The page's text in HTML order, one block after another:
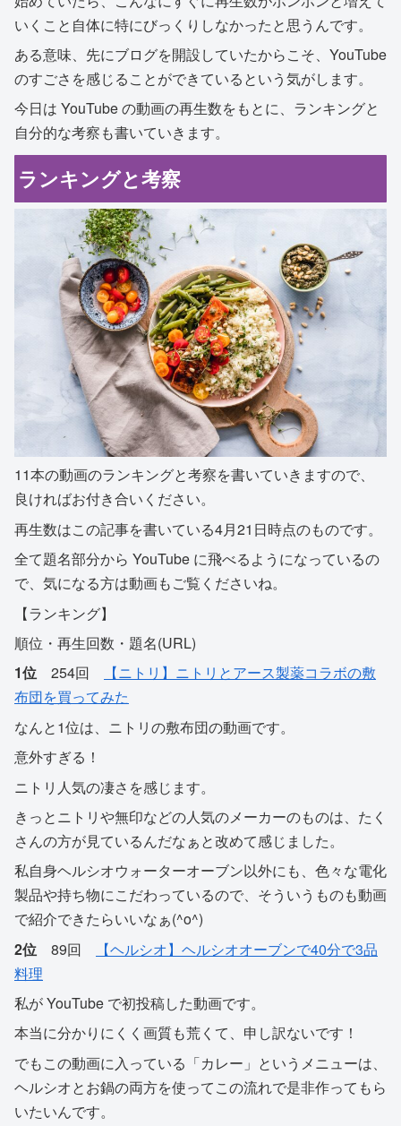
いくこと自体に特にびっくりしなかったと思うんです。
ある意味、先にブログを開設していたからこそ、YouTube
のすごさを感じることができているという気がします。
今日は YouTube の動画の再生数をもとに、ランキングと
自分的な考察も書いていきます。
ランキングと考察
11本の動画のランキングと考察を書いていきますので、
良ければお付き合いください。
再生数はこの記事を書いている4月21日時点のものです。
全て題名部分から YouTube に飛べるようになっているの
で、気になる方は動画もご覧くださいね。
【ランキング】
順位・再生回数・題名(URL)
1位 254回
【ニトリ】ニトリとアース製薬コラボの敷
布団を買ってみた
なんと1位は、ニトリの敷布団の動画です。
意外すぎる！
ニトリ人気の凄さを感じます。
きっとニトリや無印などの人気のメーカーのものは、たく
さんの方が見ているんだなぁと改めて感じました。
私自身ヘルシオウォーターオーブン以外にも、色々な電化
製品や持ち物にこだわっているので、そういうものも動画
で紹介できたらいいなぁ(^o^)
2位 89回
【ヘルシオ】ヘルシオオーブンで40分で3品
料理
私が YouTube で初投稿した動画です。
本当に分かりにくく画質も荒くて、申し訳ないです！
でもこの動画に入っている「カレー」というメニューは、
ヘルシオとお鍋の両方を使ってこの流れで是非作ってもら
いたいんです。